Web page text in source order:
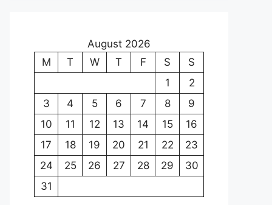
August 2026
M
T W T F S
S
1
2
3
4 5 6 7 8
9
10
11 12 13 14 15
16
17
18 19 20 21 22
23
24
25 26 27 28 29
30
31